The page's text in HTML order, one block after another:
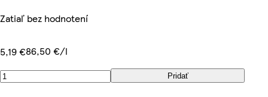
Zatiaľ bez hodnotení
5,19 €86,50 €/l
Pridať